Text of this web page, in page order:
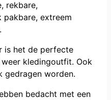
rekbare,
extreem
is het de perfecte
kledingoutfit. Ook
gedragen worden.
bedacht met een